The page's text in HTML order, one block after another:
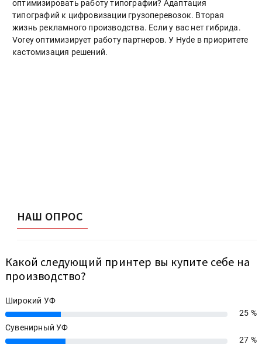
оптимизировать работу типографии? Адаптация
типографий к цифровизации грузоперевозок. Вторая
жизнь рекламного производства. Если у вас нет гибрида.
Vorey оптимизирует работу партнеров. У Hyde в приоритете
кастомизация решений.
НАШ ОПРОС
Какой следующий принтер вы купите себе на
производство?
Широкий УФ
25%
25 %
Сувенирный УФ
27%
27 %